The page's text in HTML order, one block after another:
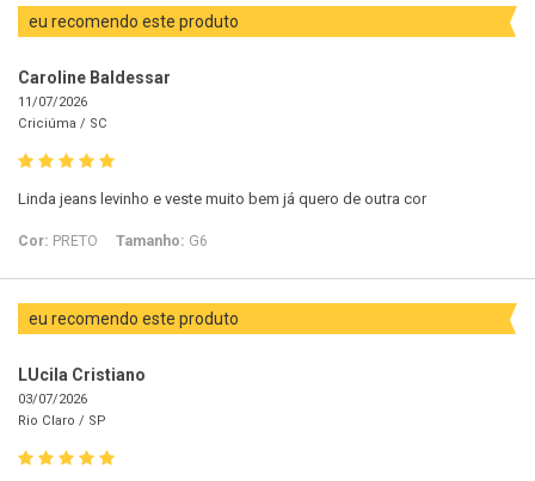
eu recomendo este produto
Caroline Baldessar
11/07/2026
Criciúma / SC
Linda jeans levinho e veste muito bem já quero de outra cor
Cor: PRETO Tamanho: G6
eu recomendo este produto
LUcila Cristiano
03/07/2026
Rio Claro / SP